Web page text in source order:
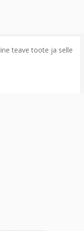
teave toote ja selle